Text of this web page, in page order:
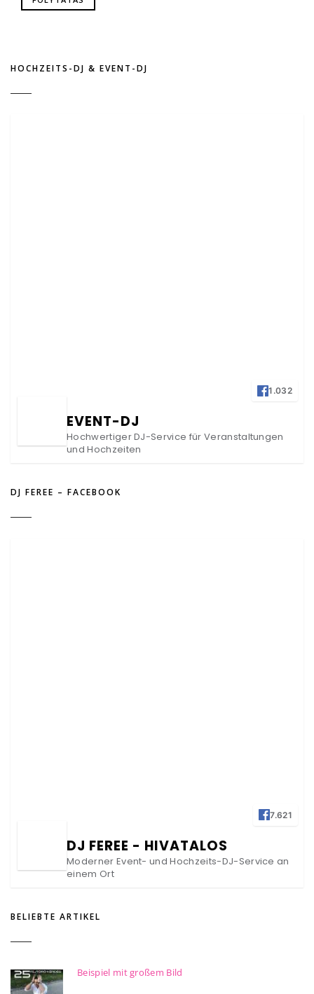
HOCHZEITS-DJ & EVENT-DJ
1.032
EVENT-DJ
Hochwertiger DJ-Service für Veranstaltungen
und Hochzeiten
DJ FEREE – FACEBOOK
7.621
DJ FEREE - HIVATALOS
Moderner Event- und Hochzeits-DJ-Service an
einem Ort
BELIEBTE ARTIKEL
Beispiel mit großem Bild